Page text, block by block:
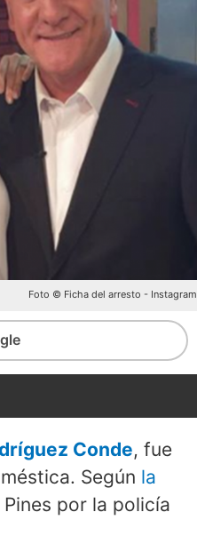
Foto © Ficha del arresto - Instagram
Conde, fue
Según la
por la policía